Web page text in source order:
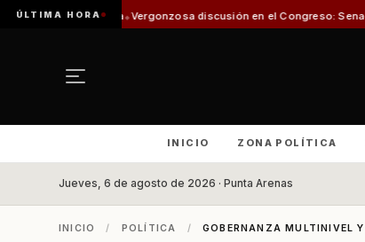
ÚLTIMA HORA
Vergonzosa discusión en el Congreso: Senadoras Campillai y
INICIO ZONA POLÍTICA
Jueves, 6 de agosto de 2026 · Punta Arenas
INICIO / POLÍTICA / GOBERNANZA MULTINIVEL